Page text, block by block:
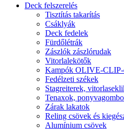
Deck felszerelés
Tisztítás takarítás
Csáklyák
Deck fedelek
Fürdőlétrák
Zászlók zászlórudak
Vitorlalekötők
Kampók OLIVE-CLIP-
Fedélzeti székek
Stagreiterek,
Tenaxok,
Zárak lakatok
Reling csövek és
Alumínium csövek